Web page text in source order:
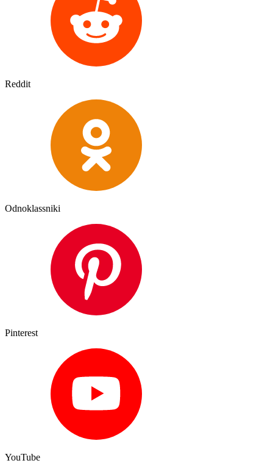
Reddit
Odnoklassniki
Pinterest
YouTube